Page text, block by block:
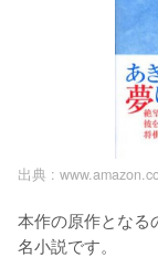
出典 :
本作の原作となる
名小説です。